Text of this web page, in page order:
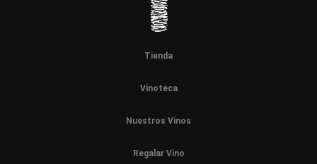
Tienda
Vinoteca
Nuestros Vinos
Regalar Vino